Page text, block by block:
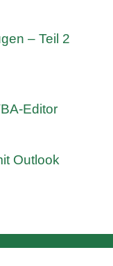
– Teil 2
Editor
Outlook